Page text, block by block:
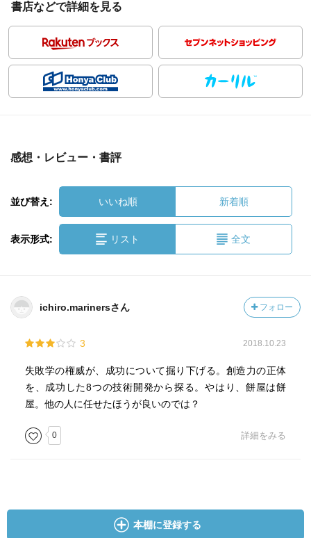
書店などで詳細を見る
感想・レビュー・書評
並び替え: いいね順 新着順
表示形式: リスト 全文
ichiro.marinersさん フォロー
3 2018.10.23
失敗学の権威が、成功について掘り下げる。創造力の正体
を、成功した8つの技術開発から探る。やはり、餅屋は餅
屋。他の人に任せたほうが良いのでは？
0 詳細をみる
本棚に登録する